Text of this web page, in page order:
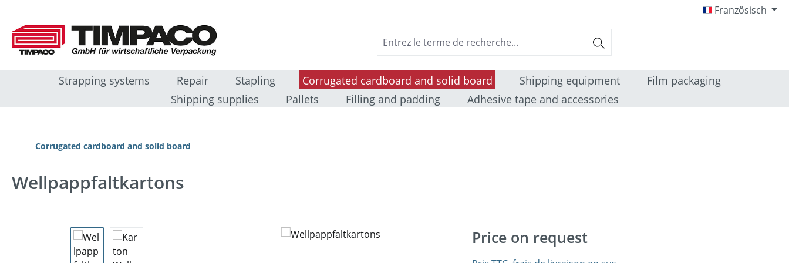
Französisch
Strapping systems Repair Stapling Corrugated cardboard and solid board Shipping equipment
Film packaging
Shipping supplies
Pallets Filling and padding Adhesive tape and accessories
Corrugated cardboard and solid board
Wellpappfaltkartons
Ignorer la galerie d'images Price on request